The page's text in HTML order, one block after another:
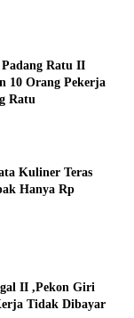
Ratu II
10 Orang Pekerja
Ratu
Kuliner Teras
Hanya Rp
II ,Pekon Giri
Tidak Dibayar